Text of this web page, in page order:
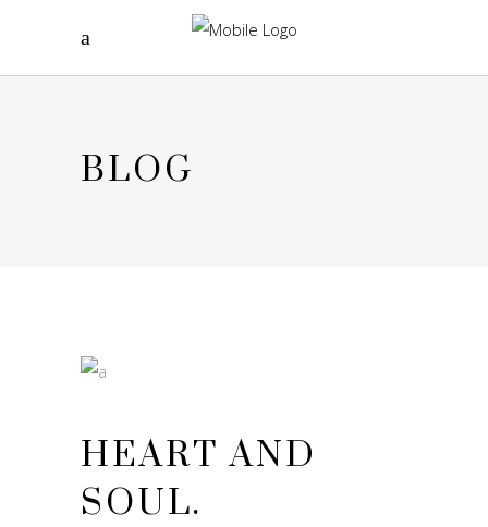
BLOG
HEART AND
SOUL.